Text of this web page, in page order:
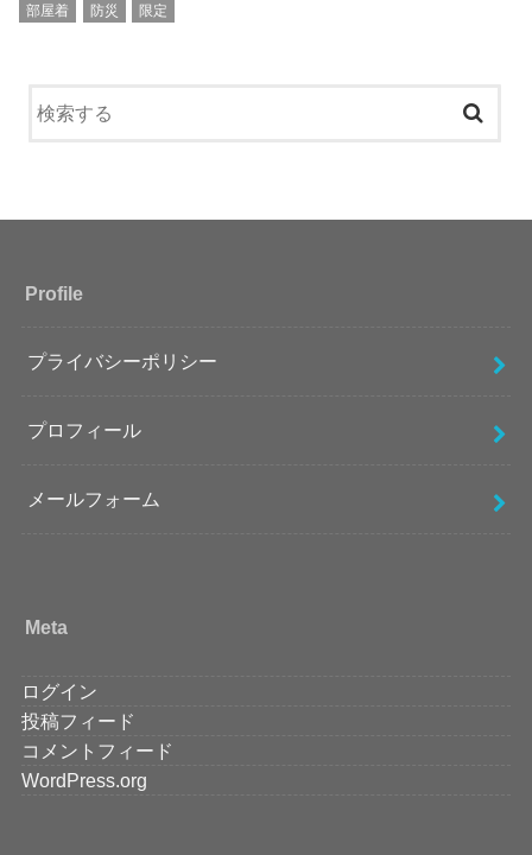
部屋着
防災 限定
Profile
プライバシーポリシー
プロフィール
メールフォーム
Meta
ログイン
投稿フィード
コメントフィード
WordPress.org